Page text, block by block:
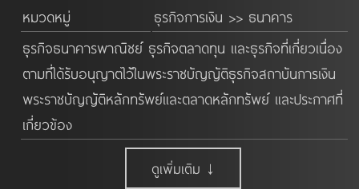
หมวดหมู่
ธุรกิจการเงิน >> ธนาคาร
ธุุรกิิจธนาคารพาณิิชย์์ ธุุรกิิจตลาดทุุน และธุุรกิิจที่่เกี่่ยวเนื่่อง
ตามที่่ได้รัับอนุุญาตไว้้ในพระราชบััญญััติิธุุรกิิจสถาบัันการเงิิน
พระราชบััญญััติิหลัักทรััพย์์และตลาดหลัักทรััพย์์ และประกาศที่่
เกี่่ยวข้อง
ดูเพิ่มเติม ↓